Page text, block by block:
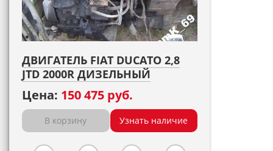
ДВИГАТЕЛЬ FIAT DUCATO 2,8
JTD 2000R ДИЗЕЛЬНЫЙ
Цена: 150 475 руб.
В корзину Узнать наличие